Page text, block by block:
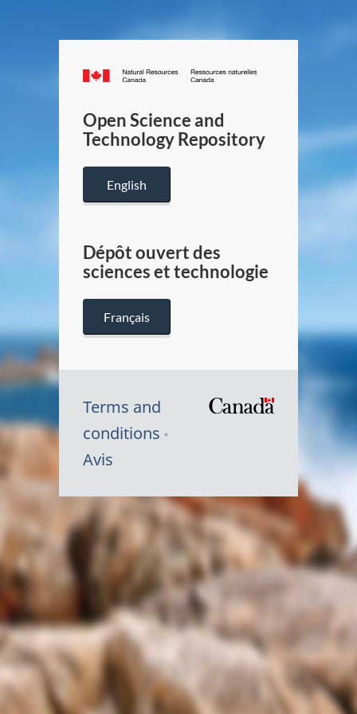
Canada.ca
/
Canada
Open Science and
Technology Repository
English
Dépôt ouvert des
sciences et technologie
Français
Terms and
conditions
Avis
Symbole
du
Canada